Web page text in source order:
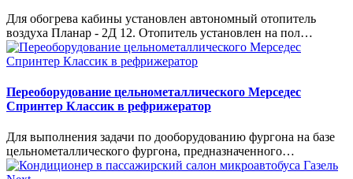
Для обогрева кабины установлен автономный отопитель
воздуха Планар - 2Д 12. Отопитель установлен на пол…
Переоборудование цельнометаллического Мерседес
Спринтер Классик в рефрижератор
Для выполнения задачи по дооборудованию фургона на базе
цельнометаллического фургона, предназначенного…